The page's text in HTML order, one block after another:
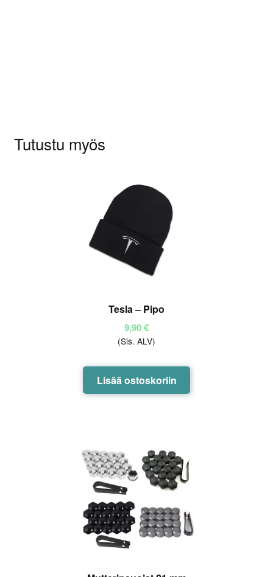
Tutustu myös
Tesla – Pipo
9,90€
(Sis. ALV)
Lisää ostoskoriin